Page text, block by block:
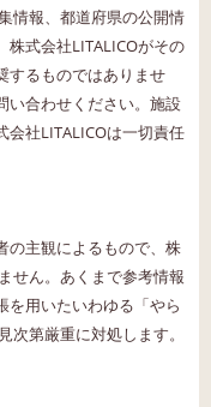
情報、都道府県の公開情
式会社LITALICOがその
するものではありませ
い合わせください。施設
社LITALICOは一切責任
の主観によるもので、株
せん。あくまで参考情報
を用いたいわゆる「やら
第厳重に対処します。